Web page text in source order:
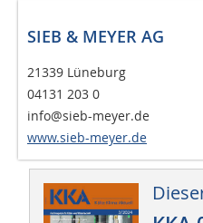
SIEB & MEYER AG
21339 Lüneburg
04131 203 0
info@sieb-meyer.de
www.sieb-meyer.de